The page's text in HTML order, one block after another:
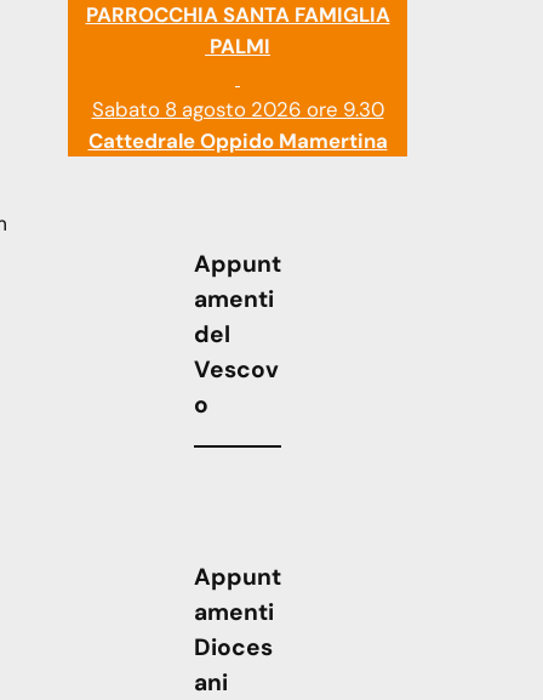
PARROCCHIA SANTA FAMIGLIA
PALMI
Sabato 8 agosto 2026 ore 9.30
Cattedrale Oppido Mamertina
Appunt
amenti
del
Vescov
o
Appunt
amenti
Dioces
ani